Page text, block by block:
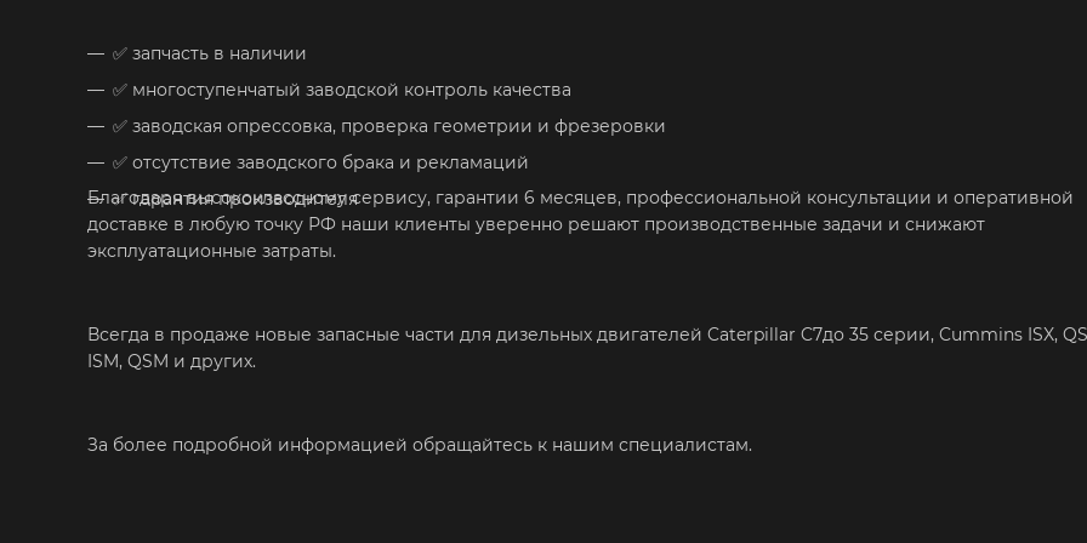
✅ запчасть в наличии
✅ многоступенчатый заводской контроль качества
✅ заводская опрессовка, проверка геометрии и фрезеровки
✅ отсутствие заводского брака и рекламаций
✅гарантия производителя
Благодаря высококлассному сервису, гарантии 6 месяцев, профессиональной консультации и оперативной
доставке в любую точку РФ наши клиенты уверенно решают производственные задачи и снижают
эксплуатационные затраты.
Всегда в продаже новые запасные части для дизельных двигателей Caterpillar C7до 35 серии, Cummins ISX,
ISM, QSM и других.
За более подробной информацией обращайтесь к нашим специалистам.